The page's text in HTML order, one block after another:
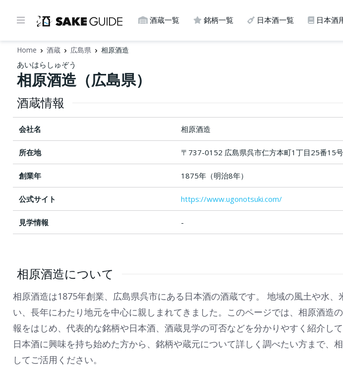
酒蔵一覧 銘柄一覧 日本酒一覧 日本酒
Home 酒蔵 広島県 相原酒造
あいはらしゅぞう
相原酒造（広島県）
酒蔵情報
会社名 相原酒造
所在地 〒737-0152 広島県呉市仁方本町1丁目25番15
創業年 1875年（明治8年）
公式サイト https://www.ugonotsuki.com/
見学情報 -
相原酒造について
相原酒造は1875年創業、広島県呉市にある日本酒の酒蔵です。 地域の風土や水
い、長年にわたり地元を中心に親しまれてきました。このページでは、相原酒造
報をはじめ、代表的な銘柄や日本酒、酒蔵見学の可否などを分かりやすく紹介して
日本酒に興味を持ち始めた方から、銘柄や蔵元について詳しく調べたい方まで、
してご活用ください。